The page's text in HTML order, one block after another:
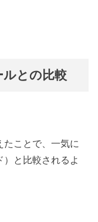
との比較
たことで、一気に
と比較されるよ